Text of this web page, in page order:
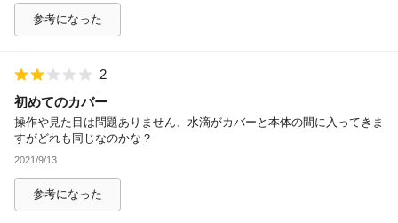
参考になった
2
初めてのカバー
操作や見た目は問題ありません、水滴がカバーと本体の間に入ってきま
すがどれも同じなのかな？
2021/9/13
参考になった